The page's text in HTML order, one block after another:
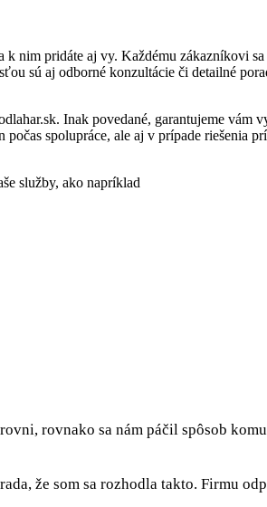
nim pridáte aj vy. Každému zákazníkovi
sú aj odborné konzultácie či detailné
Inak povedané, garantujeme vám
spolupráce, ale aj v prípade riešenia
služby, ako napríklad
rovnako sa nám páčil spôsob
že som sa rozhodla takto. Firmu